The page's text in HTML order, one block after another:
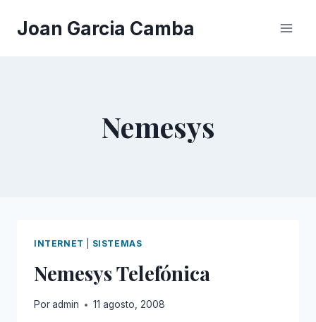
Joan Garcia Camba
Nemesys
INTERNET SISTEMAS
Nemesys Telefónica
Poradmin 11 agosto, 2008